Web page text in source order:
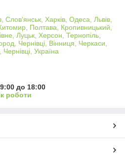
Слов'янськ, Харків, Одеса, Львів,
Полтава, Кропивницький,
Луцьк, Херсон, Тернопіль,
Чернівці, Вінниця, Черкаси,
Україна
до 18:00
роботи